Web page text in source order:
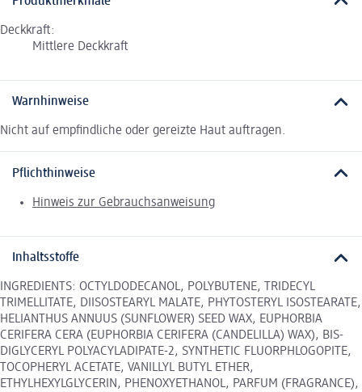
Deckkraft:
Mittlere Deckkraft
Warnhinweise
Nicht auf empfindliche oder gereizte Haut auftragen.
Pflichthinweise
Hinweis zur Gebrauchsanweisung
Inhaltsstoffe
INGREDIENTS: OCTYLDODECANOL, POLYBUTENE, TRIDECYL
TRIMELLITATE, DIISOSTEARYL MALATE, PHYTOSTERYL ISOSTEARATE,
HELIANTHUS ANNUUS (SUNFLOWER) SEED WAX, EUPHORBIA
CERIFERA CERA (EUPHORBIA CERIFERA (CANDELILLA) WAX), BIS-
DIGLYCERYL POLYACYLADIPATE-2, SYNTHETIC FLUORPHLOGOPITE,
TOCOPHERYL ACETATE, VANILLYL BUTYL ETHER,
ETHYLHEXYLGLYCERIN, PHENOXYETHANOL, PARFUM (FRAGRANCE),